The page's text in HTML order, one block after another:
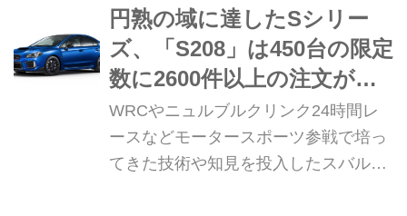
格は610万5000円。
円熟の域に達したSシリー
ズ、「S208」は450台の限定
数に2600件以上の注文が殺
到【STI Sシリーズの系譜
⑥】
WRCやニュルブルクリンク24時間レ
ースなどモータースポーツ参戦で培っ
てきた技術や知見を投入したスバル